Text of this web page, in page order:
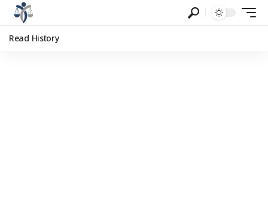
Read History